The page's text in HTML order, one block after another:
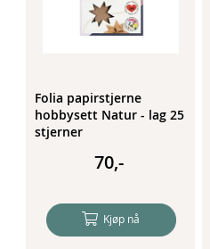
Folia papirstjerne
hobbysett Natur - lag 25
stjerner
70,-
Kjøp nå